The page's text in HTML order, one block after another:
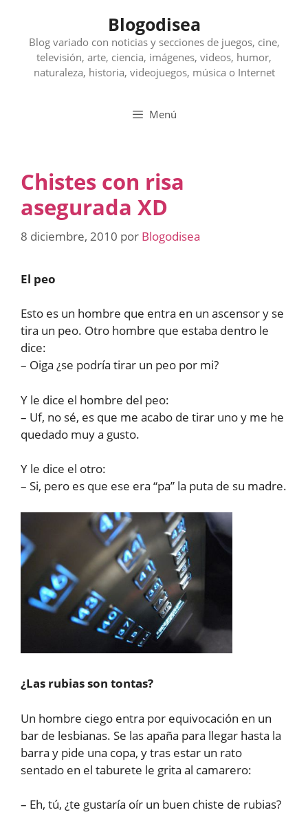
contenido
Blogodisea
Blog variado con noticias y secciones de juegos, cine,
televisión, arte, ciencia, imágenes, videos, humor,
naturaleza, historia, videojuegos, música o Internet
Menú
Chistes con risa
asegurada XD
8 diciembre, 2010 por Blogodisea
El peo
Esto es un hombre que entra en un ascensor y se
tira un peo. Otro hombre que estaba dentro le
dice:
– Oiga ¿se podría tirar un peo por mi?
Y le dice el hombre del peo:
– Uf, no sé, es que me acabo de tirar uno y me he
quedado muy a gusto.
Y le dice el otro:
– Si, pero es que ese era “pa” la puta de su madre.
¿Las rubias son tontas?
Un hombre ciego entra por equivocación en un
bar de lesbianas. Se las apaña para llegar hasta la
barra y pide una copa, y tras estar un rato
sentado en el taburete le grita al camarero:
– Eh, tú, ¿te gustaría oír un buen chiste de rubias?